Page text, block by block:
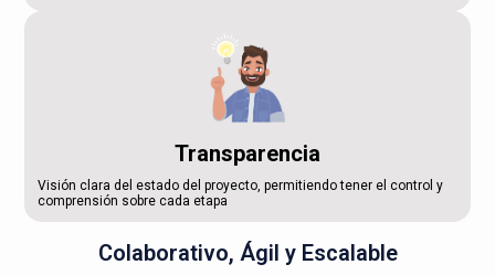
Transparencia
Visión clara del estado del proyecto, permitiendo tener el control y
comprensión sobre cada etapa
Colaborativo, Ágil y Escalable